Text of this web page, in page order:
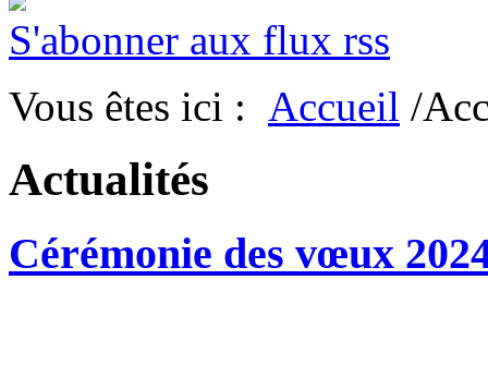
S'abonner aux flux rss
Vous êtes ici : Accueil /
Actualités
Cérémonie des vœux